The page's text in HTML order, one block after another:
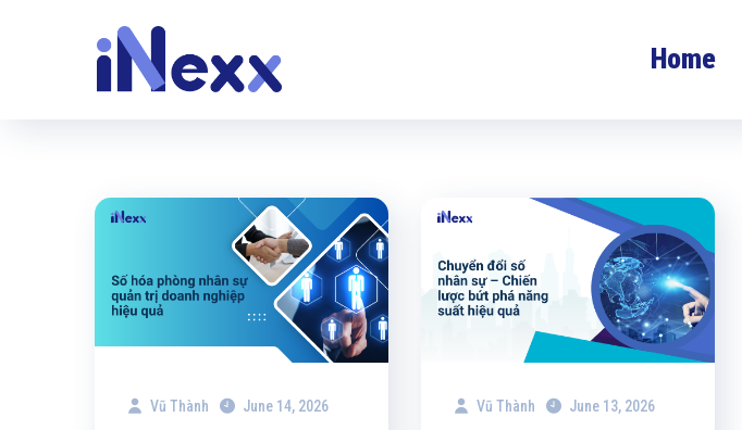
Home
Vũ Thành June 14, 2026 Vũ Thành June 13, 2026